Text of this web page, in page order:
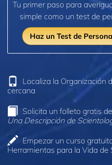
Tu primer paso para
simple como un test de
Haz un Test de
Localiza la Organización
cercana
Solicita un folleto gratis de
Una Descripción de
Empezar un curso
Herramientas para la Vida de